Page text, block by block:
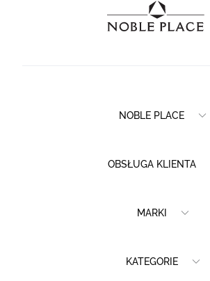
NOBLE PLACE
OBSŁUGA KLIENTA
MARKI
KATEGORIE